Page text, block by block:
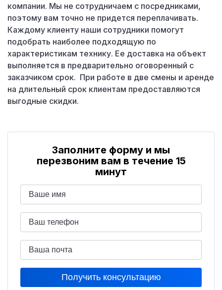
компании. Мы не сотрудничаем с посредниками,
поэтому вам точно не придется переплачивать.
Каждому клиенту наши сотрудники помогут
подобрать наиболее подходящую по
характеристикам технику. Ее доставка на объект
выполняется в предварительно оговоренный с
заказчиком срок. При работе в две смены и аренде
на длительный срок клиентам предоставляются
выгодные скидки.
Заполните форму и мы
перезвоним вам в течение 15
минут